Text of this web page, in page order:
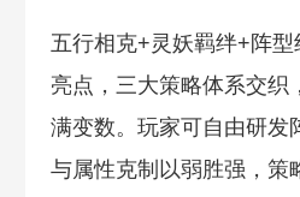
五行相克+灵妖羁绊+阵
亮点，三大策略体系交织
满变数。玩家可自由研发
与属性克制以弱胜强，策